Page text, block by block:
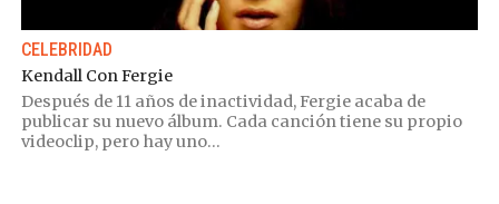
CELEBRIDAD
Kendall Con Fergie
Después de 11 años de inactividad, Fergie acaba de
publicar su nuevo álbum. Cada canción tiene su propio
videoclip, pero hay uno...